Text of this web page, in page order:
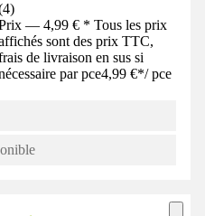
4)
— 4,99 € * Tous les prix
sont des prix TTC,
de livraison en sus si
par pce4,99 €*/ pce